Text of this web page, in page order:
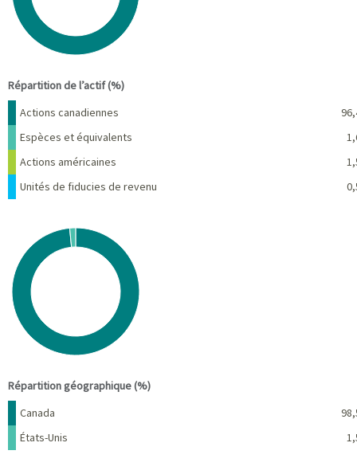
Répartition de l’actif (%)
Nom Pourcentage
Actions canadiennes
Espèces et équivalents
Actions américaines
Unités de fiducies de revenu
Chart
Pie chart with 2 slices.
View as data table, Chart
Répartition géographique (%)
Nom
Pourcentage
Canada
États-Unis